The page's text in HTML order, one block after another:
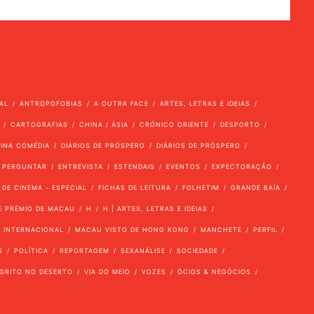
ANTROPOFOBIAS A OUTRA FACE ARTES, LETRAS E IDEIAS
CARTOGRAFIAS CHINA / ÁSIA CRÓNICO ORIENTE DESPORTO
COMÉDIA DIÁRIOS DE PRÓSPERO DIÁRIOS DE PRÓSPERO
ENTREVISTA ESTENDAIS EVENTOS EXPECTORAÇÃO
CINEMA - ESPECIAL FICHAS DE LEITURA FOLHETIM GRANDE BAÍA
PRÉMIO DE MACAU H H | ARTES, LETRAS E IDEIAS
INTERNACIONAL MACAU VISTO DE HONG KONG MANCHETE PERFIL
POLÍTICA REPORTAGEM SEXANÁLISE SOCIEDADE
NO DESERTO VIA DO MEIO VOZES ÓCIOS & NEGÓCIOS